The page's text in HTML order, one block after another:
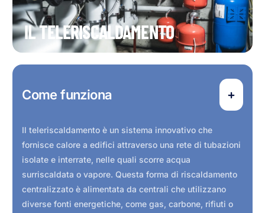
IL TELERISCALDAMENTO
Come funziona
Il teleriscaldamento è un sistema innovativo che
fornisce calore a edifici attraverso una rete di tubazioni
isolate e interrate, nelle quali scorre acqua
surriscaldata o vapore. Questa forma di riscaldamento
centralizzato è alimentata da centrali che utilizzano
diverse fonti energetiche, come gas, carbone, rifiuti o